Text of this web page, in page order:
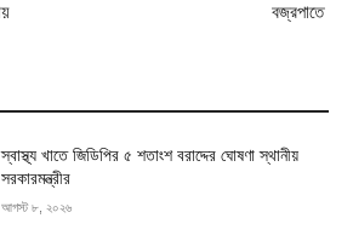
বজ্রপাতে
স্বাস্থ্য খাতে জিডিপির ৫ শতাংশ বরাদ্দের ঘোষণা স্থানীয়
সরকারমন্ত্রীর
আগস্ট ৮, ২০২৬